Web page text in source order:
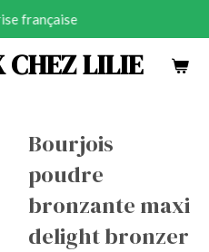
CHEZ LILIE
française
Bourjois
poudre
bronzante maxi
delight bronzer